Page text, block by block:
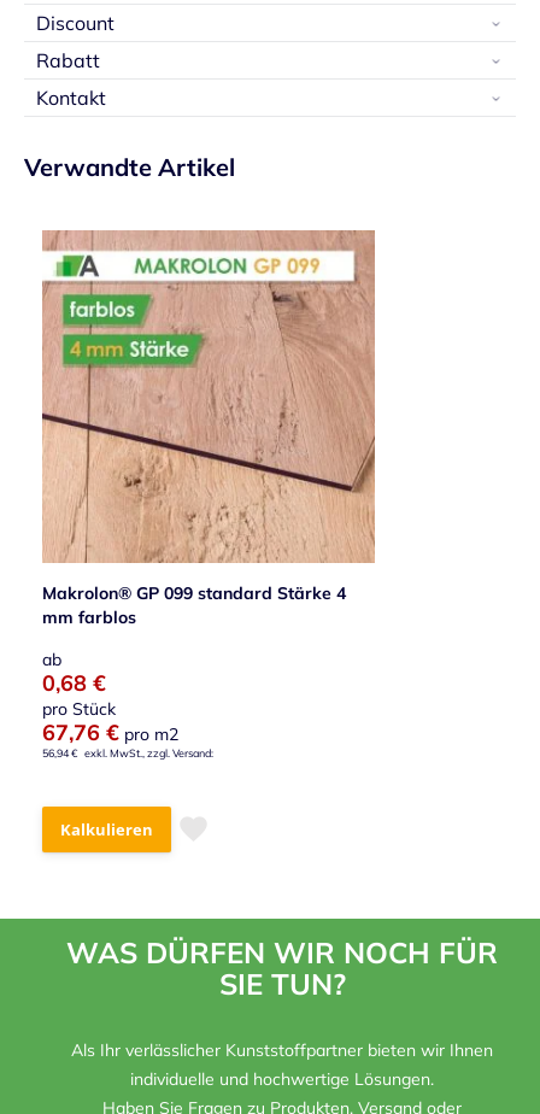
Discount
Rabatt
Kontakt
Verwandte Artikel
Makrolon® GP 099 standard Stärke 4
mm farblos
ab
0,68 €
pro Stück
67,76 € pro m2
56,94 €
Kalkulieren
WAS DÜRFEN WIR NOCH FÜR
SIE TUN?
Als Ihr verlässlicher Kunststoffpartner bieten wir Ihnen
individuelle und hochwertige Lösungen.
Haben Sie Fragen zu Produkten, Versand oder